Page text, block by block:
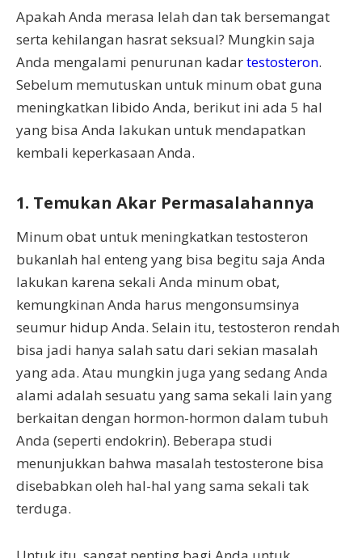
Apakah Anda merasa lelah dan tak bersemangat
serta kehilangan hasrat seksual? Mungkin saja
Anda mengalami penurunan kadartestosteron.
Sebelum memutuskan untuk minum obat guna
meningkatkan libido Anda, berikut ini ada 5 hal
yang bisa Anda lakukan untuk mendapatkan
kembali keperkasaan Anda.
1. Temukan Akar Permasalahannya
Minum obat untuk meningkatkan testosteron
bukanlah hal enteng yang bisa begitu saja Anda
lakukan karena sekali Anda minum obat,
kemungkinan Anda harus mengonsumsinya
seumur hidup Anda. Selain itu, testosteron rendah
bisa jadi hanya salah satu dari sekian masalah
yang ada. Atau mungkin juga yang sedang Anda
alami adalah sesuatu yang sama sekali lain yang
berkaitan dengan hormon-hormon dalam tubuh
Anda (seperti endokrin). Beberapa studi
menunjukkan bahwa masalah testosterone bisa
disebabkan oleh hal-hal yang sama sekali tak
terduga.